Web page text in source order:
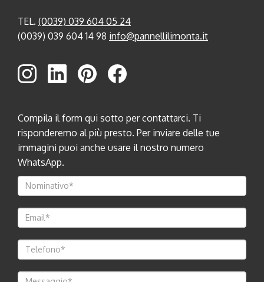
TEL. (0039) 039 604 05 24
(0039) 039 604 14 98 info@pannellilimonta.it
Compila il form qui sotto per contattarci. Ti
risponderemo al più presto. Per inviare delle tue
immagini puoi anche usare il nostro numero
WhatsApp.